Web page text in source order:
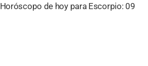
Horóscopo de hoy para Escorpio: 09